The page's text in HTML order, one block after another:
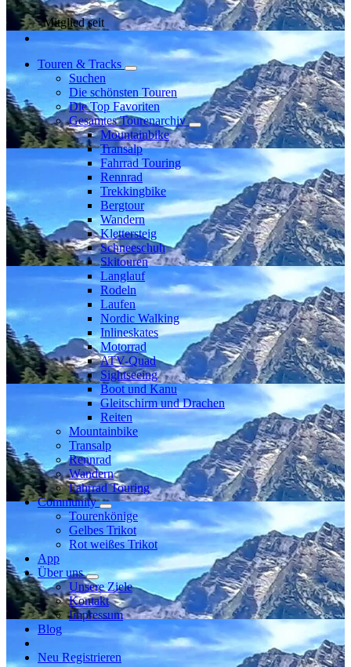
Mitglied seit
Touren & Tracks
Suchen
Die schönsten Touren
Die Top Favoriten
Gesamtes Tourenarchiv
Mountainbike
Transalp
Fahrrad Touring
Rennrad
Trekkingbike
Bergtour
Wandern
Klettersteig
Schneeschuh
Skitouren
Langlauf
Rodeln
Laufen
Nordic Walking
Inlineskates
Motorrad
ATV-Quad
Sightseeing
Boot und Kanu
Gleitschirm und Drachen
Reiten
Mountainbike
Transalp
Rennrad
Wandern
Fahrrad Touring
Community
Tourenkönige
Gelbes Trikot
Rot weißes Trikot
App
Über uns
Unsere Ziele
Kontakt
Impressum
Blog
Neu Registrieren